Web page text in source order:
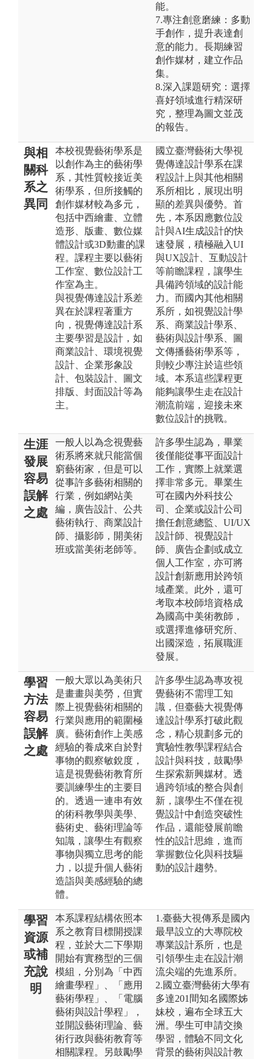
能。
7.專注創意磨練：多動
手創作，提升表達創
意的能力。長期練習
創作媒材，建立作品
集。
8.深入課題研究：選擇
喜好領域進行精深研
究，整理為圖文並茂
的報告。
與相
關科
系之
異同
本校視覺藝術學系是
以創作為主的藝術學
系，其性質較接近美
術學系，但所接觸的
創作媒材較為多元，
包括中西繪畫、立體
造形、版畫、數位媒
體設計或3D動畫的課
程。課程主要以藝術
工作室、數位設計工
作室為主。
與視覺傳達設計系差
異在於課程著重方
向，視覺傳達設計系
主要學習是設計，如
商業設計、環境視覺
設計、企業形象設
計、包裝設計、圖文
排版、封面設計等為
主。
國立臺灣藝術大學視
覺傳達設計學系在課
程設計上與其他相關
系所相比，展現出明
顯的差異與優勢。首
先，本系因應數位設
計與AI生成設計的快
速發展，積極融入UI
與UX設計、互動設計
等前瞻課程，讓學生
具備跨領域的設計能
力。而國內其他相關
系所，如視覺設計學
系、商業設計學系、
藝術與設計學系、圖
文傳播藝術學系等，
則較少專注於這些領
域。本系這些課程更
能夠讓學生走在設計
潮流前端，迎接未來
數位設計的挑戰。
生涯
發展
容易
誤解
之處
一般人以為念視覺藝
術系將來就只能當個
窮藝術家，但是可以
從事許多藝術相關的
行業，例如網站美
編，廣告設計、公共
藝術執行、商業設計
師、攝影師，開美術
班或當美術老師等。
許多學生認為，畢業
後僅能從事平面設計
工作，實際上就業選
擇非常多元。畢業生
可在國內外科技公
司、企業或設計公司
擔任創意總監、UI/UX
設計師、視覺設計
師、廣告企劃或成立
個人工作室，亦可將
設計創新應用於跨領
域產業。此外，還可
考取本校師培資格成
為國高中美術教師，
或選擇進修研究所、
出國深造，拓展職涯
發展。
學習
方法
容易
誤解
之處
一般大眾以為美術只
是畫畫與美勞，但實
際上視覺藝術相關的
行業與應用的範圍極
廣。藝術創作上美感
經驗的養成來自於對
事物的觀察敏銳度，
這是視覺藝術教育所
要訓練學生的主要目
的。透過一連串有效
的術科教學與美學、
藝術史、藝術理論等
知識，讓學生有觀察
事物與獨立思考的能
力，以提升個人藝術
造詣與美感經驗的總
體。
許多學生認為專攻視
覺藝術不需理工知
識，但臺藝大視覺傳
達設計學系打破此觀
念，精心規劃多元的
實驗性教學課程結合
設計與科技，鼓勵學
生探索新興媒材。透
過跨領域的整合與創
新，讓學生不僅在視
覺設計中創造突破性
作品，還能發展前瞻
性的設計思維，進而
掌握數位化與科技驅
動的設計趨勢。
學習
資源
或補
充說
明
本系課程結構依照本
系之教育目標開授課
程，並於大二下學期
開始有實務型的三個
模組，分別為「中西
繪畫學程」、「應用
藝術學程」、「電腦
藝術與設計學程」，
並開設藝術理論、藝
術行政與藝術教育等
相關課程。另鼓勵學
1.臺藝大視傳系是國內
最早設立的大專院校
專業設計系所，也是
引領學生走在設計潮
流尖端的先進系所。
2.國立臺灣藝術大學有
多達201間知名國際姊
妹校，遍布全球五大
洲。學生可申請交換
學習，體驗不同文化
背景的藝術與設計教